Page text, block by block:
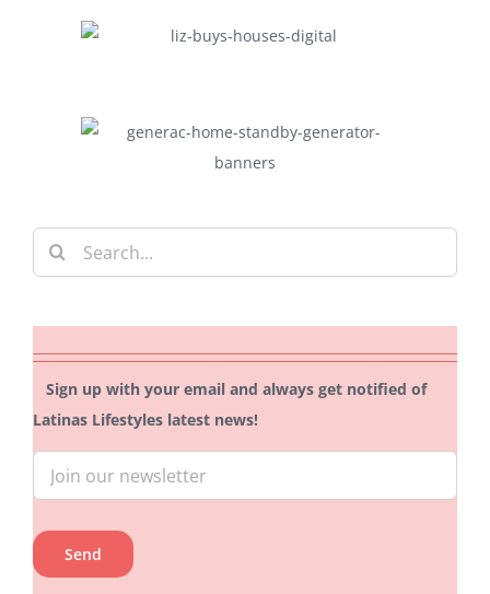
Search
for:
Sign up with your email and always get notified of
Latinas Lifestyles latest news!